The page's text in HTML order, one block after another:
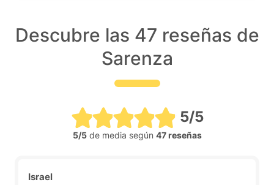
Descubre las 47 reseñas de
Sarenza
5/5
5/5de media según 47 reseñas
Israel